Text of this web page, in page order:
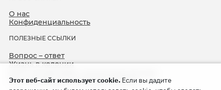
О нас
Конфиденциальность
ПОЛЕЗНЫЕ ССЫЛКИ
Вопрос – ответ
Жизнь в колонии
75-я годовщина операции «Север»
Этот веб-сайт использует cookie. Если вы дадите